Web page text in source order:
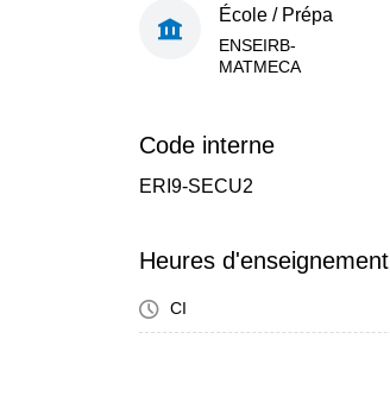
École / Prépa
ENSEIRB-
MATMECA
Code interne
ERI9-SECU2
Heures d'enseignement
CI